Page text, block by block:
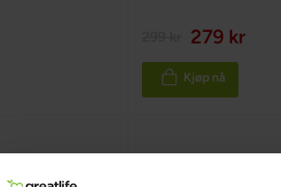
279 kr
Kjøp nå